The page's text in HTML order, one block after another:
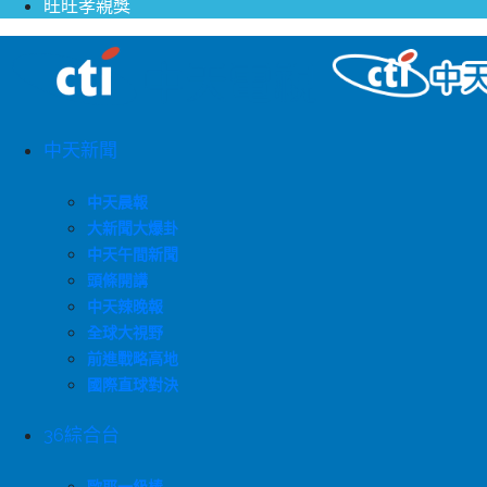
旺旺孝親獎
中天新聞
中天晨報
大新聞大爆卦
中天午間新聞
頭條開講
中天辣晚報
全球大視野
前進戰略高地
國際直球對決
36綜合台